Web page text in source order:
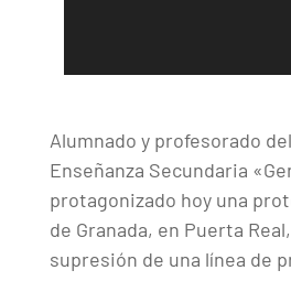
Alumnado y profesorado
Enseñanza Secundaria
protagonizado hoy una
de Granada, en Puerta
supresión de una línea de